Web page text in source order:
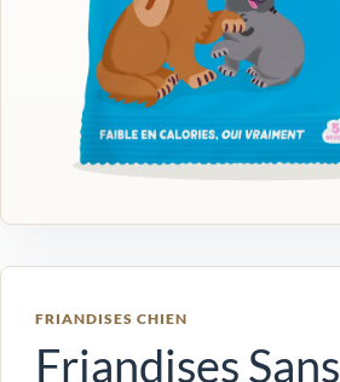
FRIANDISES CHIEN
Friandises Sans